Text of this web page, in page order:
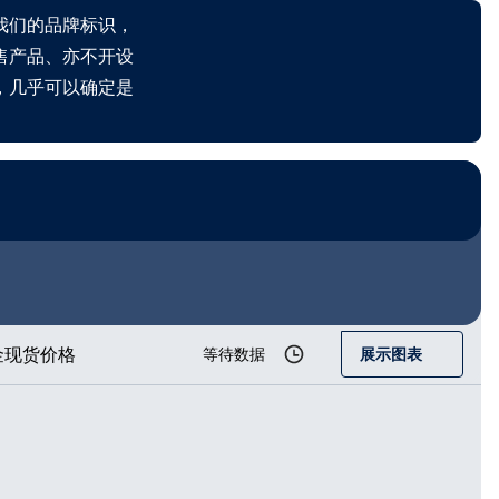
的品牌标识，
产品、亦不开设
几乎可以确定是
货价格 等待数据 展示图表